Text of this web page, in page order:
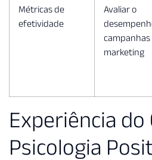
Métricas de
efetividade
Avaliar o
campanhas
marketing
Experiência do
Psicologia